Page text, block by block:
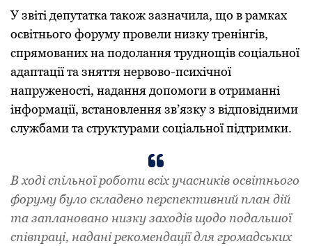
У звіті депутатка також зазначила, що в рамках
освітнього форуму провели низку тренінгів,
спрямованих на подолання труднощів соціальної
адаптації та зняття нервово-психічної
напруженості, надання допомоги в отриманні
інформації, встановлення зв’язку з відповідними
службами та структурами соціальної підтримки.
В ході спільної роботи всіх учасників освітнього
форуму було складено перспективний план дій
та заплановано низку заходів щодо подальшої
співпраці, надані рекомендації для громадських